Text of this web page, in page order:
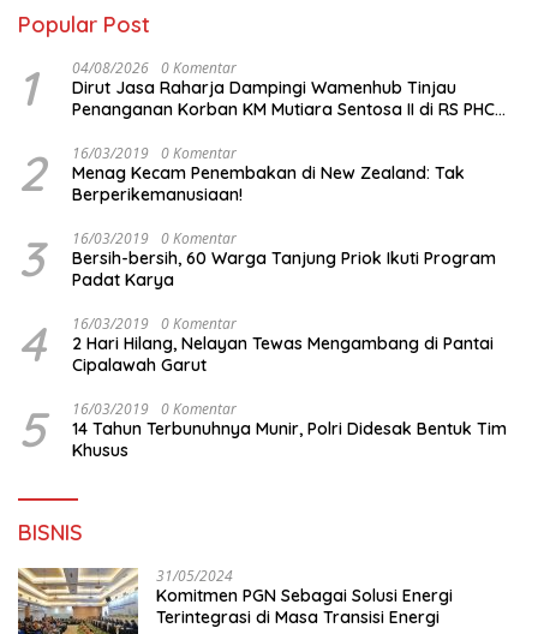
Popular Post
1 04/08/2026 0 Komentar
Dirut Jasa Raharja Dampingi Wamenhub Tinjau
Penanganan Korban KM Mutiara Sentosa II di RS PHC
2 16/03/2019 0 Komentar
Menag Kecam Penembakan di New Zealand: Tak
Berperikemanusiaan!
3 16/03/2019 0 Komentar
Bersih-bersih, 60 Warga Tanjung Priok Ikuti Program
Padat Karya
4 16/03/2019 0 Komentar
2 Hari Hilang, Nelayan Tewas Mengambang di Pantai
Cipalawah Garut
5 16/03/2019 0 Komentar
14 Tahun Terbunuhnya Munir, Polri Didesak Bentuk Tim
Khusus
BISNIS
31/05/2024
Komitmen PGN Sebagai Solusi Energi
Terintegrasi di Masa Transisi Energi